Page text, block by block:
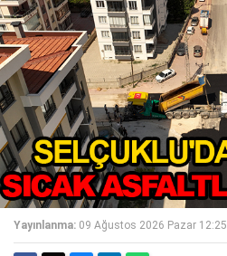
Yayınlanma: 09 Ağustos 2026 Pazar 12:25